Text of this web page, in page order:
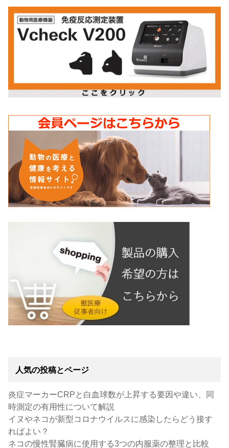
人気の投稿とページ
炎症マーカーCRPと白血球数が上昇する要因や違い、同
時測定の有用性について解説
イヌやネコが新型コロナウイルスに感染したらどう接す
ればよい？
ネコの慢性腎臓病に使用する3つの内服薬の整理と比較